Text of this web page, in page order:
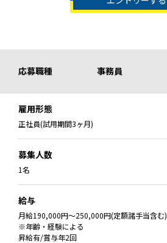
応募職種 事務員
雇用形態
正社員(試用期間3ヶ月)
募集人数
1名
給与
月給190,000円〜250,000円(定額諸手当含む)
※年齢・経験による
昇給有/賞与年2回